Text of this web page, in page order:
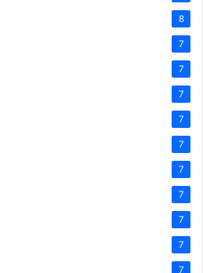
8
7
7
7
7
7
7
7
7
7
7